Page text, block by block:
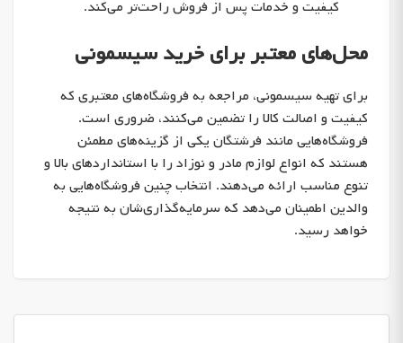
کیفیت و خدمات پس از فروش راحت‌تر می‌کند.
محل‌های معتبر برای خرید سیسمونی
برای تهیه سیسمونی، مراجعه به فروشگاه‌های معتبری که
کیفیت و اصالت کالا را تضمین می‌کنند، ضروری است.
فروشگاه‌هایی مانند فرشتگان یکی از گزینه‌های مطمئن
هستند که انواع لوازم مادر و نوزاد را با استانداردهای بالا و
تنوع مناسب ارائه می‌دهند. انتخاب چنین فروشگاه‌هایی به
والدین اطمینان می‌دهد که سرمایه‌گذاری‌شان به نتیجه
خواهد رسید.